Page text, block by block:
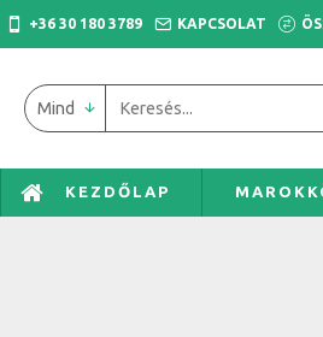
+36 30 180 3789 KAPCSOLAT
Mind
KEZDŐLAP